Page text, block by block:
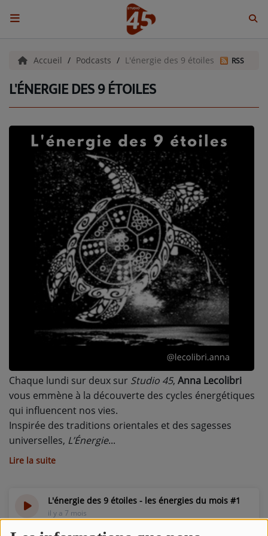
ACCUEIL
Emissions
GIEN, SA FABULEUSE HISTOIRE
GRAFFITI CINÉMA
LES ASSOCIÉS DU JOUR
LA CHRONIQUE ENVIRONNEMENTALE
LA CHRONIQUE MUSICALE
L'ÉNERGIE DES 9 ÉTOILES
MIXTAPE ADDICT RADIO SHOW
"SI ON CHANTAIT", L'ÉMISSION
SONS 2 DARONS
La Radio
EQUIPE
PODCASTS
INTERVIEW
Musique
TITRES DIFFUSÉS
Accueil Podcasts L'énergie des 9 étoiles RSS
L'ÉNERGIE DES 9 ÉTOILES
Chaque lundi sur deux sur Studio 45, Anna Lecolibri
vous emmène à la découverte des cycles énergétiques
qui influencent nos vies.
Inspirée des traditions orientales et des sagesses
universelles, L’Énergie
Lire la suite
L'énergie des 9 étoiles - les énergies du mois #1
il y a 7 mois